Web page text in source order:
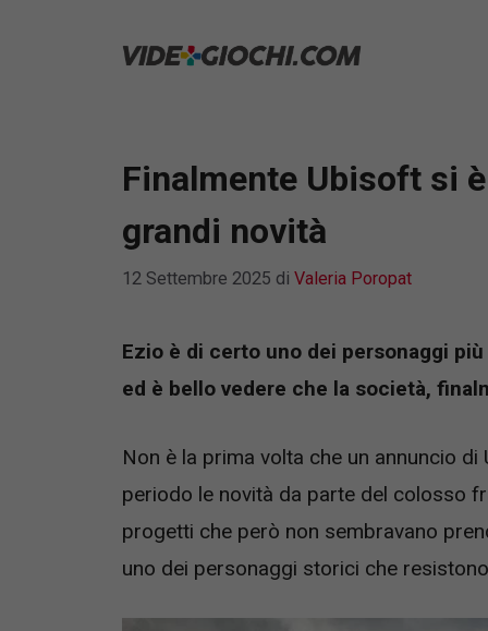
Finalmente Ubisoft si
grandi novità
12 Settembre 2025 di Valeria Poropat
Ezio è di certo uno dei personaggi
ed è bello vedere che la società,
Non è la prima volta che un annuncio di
periodo le novità da parte del colosso
progetti che però non sembravano
uno dei personaggi storici che